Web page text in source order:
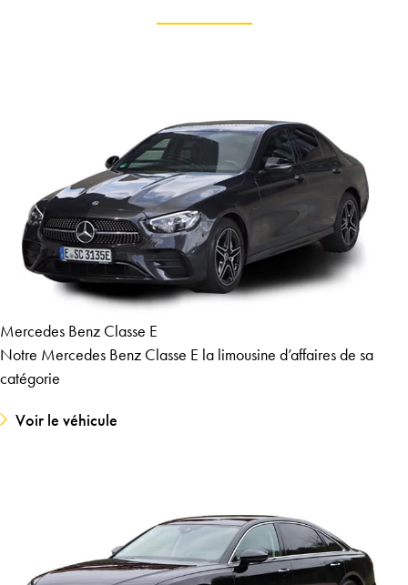
Mercedes Benz Classe E
Notre Mercedes Benz Classe E la limousine d’affaires de sa
catégorie
Voir le véhicule